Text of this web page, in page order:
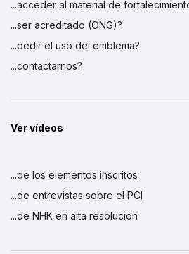
...acceder al material de
...ser acreditado (ONG)?
...pedir el uso del emblema?
...contactarnos?
Ver vídeos
...de los elementos inscritos
...de entrevistas sobre el PCI
...de NHK en alta resolución